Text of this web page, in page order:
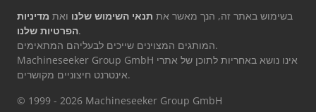
בשימוש באתר זה, הנך מאשר את תנאי השימוש שלנו ואת מדיניות
הפרטיות שלנו.
המותגים המצוינים שייכים לבעליהם המתאימים.
Machineseeker Group GmbH אינו נושא באחריות לתוכן של אתרי
אינטרנט חיצוניים מקושרים.
© 1999 - 2026 Machineseeker Group GmbH